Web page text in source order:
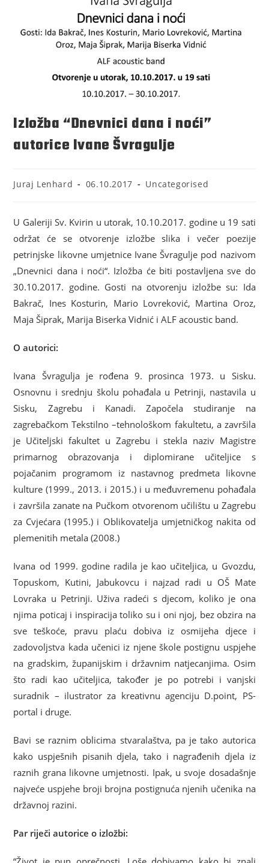
Izložba “Dnevnici dana i noći”
autorice Ivane Švragulje
Juraj Lenhard 06.10.2017 Uncategorised
U Galeriji Sv. Kvirin u utorak, 10.10.2017. godine u 19 sati
održat će se otvorenje izložbe slika i večer poezije
petrinjske likovne umjetnice Ivane Švragulje pod nazivom
„Dnevnici dana i noći“. Izložba će biti postavljena sve do
30.10.2017. godine. Gosti na otvorenju izložbe su: Ida
Bakrač, Ines Kosturin, Mario Lovreković, Martina Oroz,
Maja Šiprak, Marija Biserka Vidnić i ALF acoustic band.
O autorici:
Ivana Švragulja je rođena 9. prosinca 1973. u Sisku.
Osnovnu i srednju školu pohađala u Petrinji, nastavila u
Sisku, Zagrebu i Kanadi. Započela studiranje na
zagrebačkom Tekstilno –tehnološkom fakultetu, a završila
je Učiteljski fakultet u Zagrebu i stekla naziv Magistre
primarnog obrazovanja i diplomirane učiteljice s
pojačanim programom iz nastavnog predmeta likovne
kulture (1999., 2013. i 2015.) i u međuvremenu pohađala
i završila zanate na Pučkom otvorenom učilištu u Zagrebu
za Cvjećara (1995.) i Oblikovatelja umjetničkog nakita od
plemenitih metala (2008.)
Ivana od 1999. godine radila je kao učiteljica, u Gvozdu,
Topuskom, Kutini, Jabukovcu i najzad radi u OŠ Mate
Lovraka u Petrinji. Uživa radeći s djecom, koliko je ona
njima poticaj i inspiracija toliko su i oni njoj, bez obzira na
sve teškoće, pravu plaću dobiva iz osmijeha djece i
zadovoljstva kada učenici iz njene škole postignu uspjehe
na gradskim, županijskim i državnim natjecanjima. Osim
što radi kao učiteljica, također je po potrebi i vanjski
suradnik – ilustrator za kreativnu agenciju D.point, PS-
portal i druge.
Bavi se raznim oblicima stvaralaštva, pa je tako autorica
kako uspješnih pisanih djela, tako i nagrađenih djela iz
raznih grana likovne umjetnosti. Ipak, u svoje dosadašnje
najveće uspjehe broji brojna postignuća njenih učenika na
državnoj razini.
Par riječi autorice o izložbi: